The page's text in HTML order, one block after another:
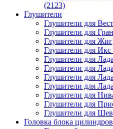
(2123)
Глушители
Глушители для
Глушители для
Глушители для
Глушители для Икс
Глушители для
Глушители для
Глушители для
Глушители для
Глушители для
Глушители для
Глушители для
Головка блока цилиндров